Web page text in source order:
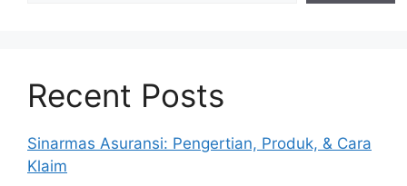
Recent Posts
Sinarmas Asuransi: Pengertian, Produk, & Cara
Klaim